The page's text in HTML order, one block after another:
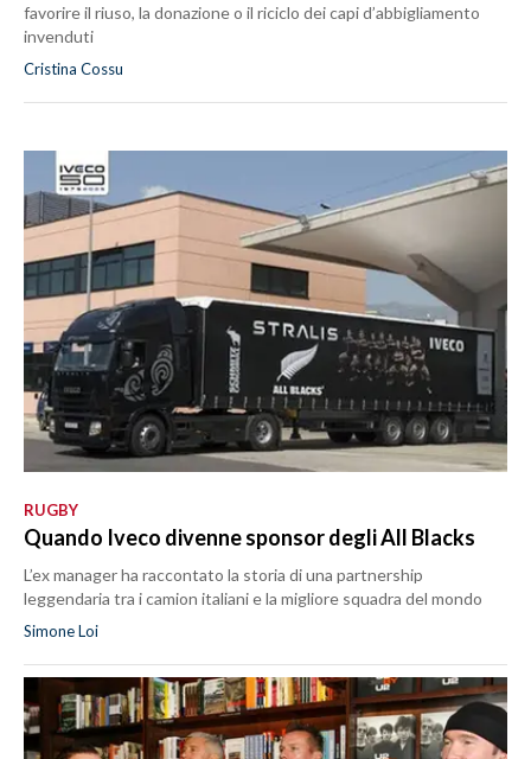
favorire il riuso, la donazione o il riciclo dei capi d’abbigliamento
invenduti
Cristina Cossu
RUGBY
Quando Iveco divenne sponsor degli All Blacks
L’ex manager ha raccontato la storia di una partnership
leggendaria tra i camion italiani e la migliore squadra del mondo
Simone Loi